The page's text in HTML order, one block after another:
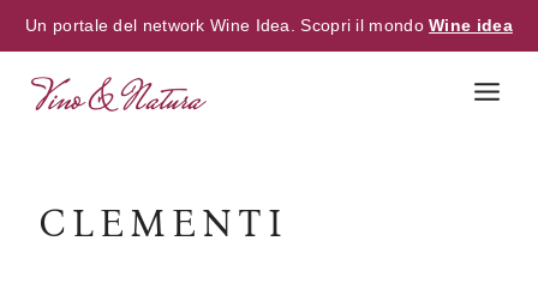
Un portale del network Wine Idea. Scopri il mondoWine idea
CLEMENTI